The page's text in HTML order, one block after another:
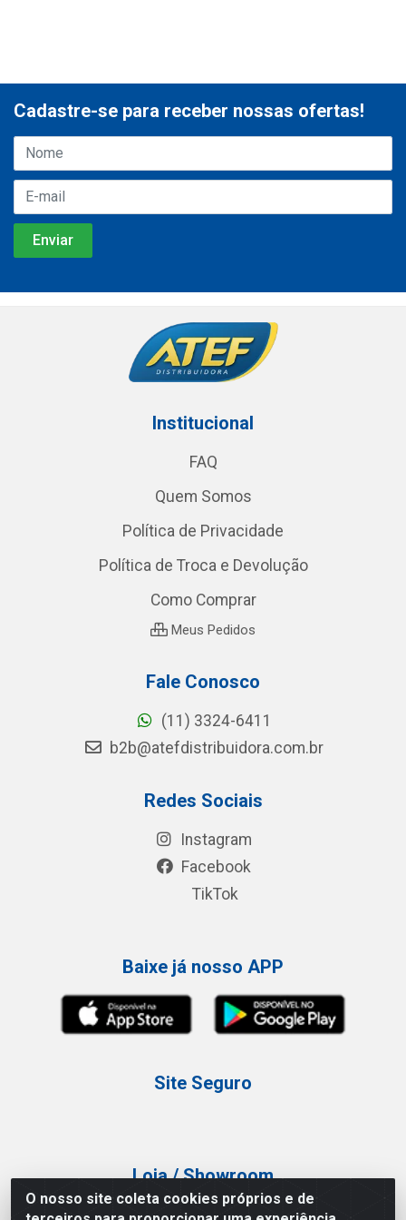
O nosso site coleta cookies próprios e de
Cadastre-se para receber nossas ofertas!
Institucional
FAQ
Quem Somos
Política de Privacidade
Política de Troca e Devolução
Como Comprar
Meus Pedidos
Fale Conosco
(11) 3324-6411
b2b@atefdistribuidora.com.br
Redes Sociais
Instagram
Facebook
TikTok
Baixe já nosso APP
Site Seguro
Loja / Showroom
Tel.: (11) 3227-0546